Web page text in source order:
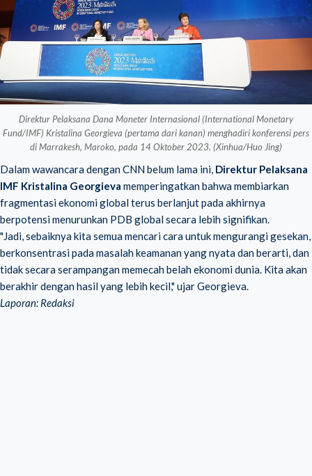
Direktur Pelaksana Dana Moneter Internasional (International Monetary
Fund/IMF) Kristalina Georgieva (pertama dari kanan) menghadiri konferensi pers
di Marrakesh, Maroko, pada 14 Oktober 2023. (Xinhua/Huo Jing)
Dalam wawancara dengan CNN belum lama ini, Direktur Pelaksana
IMF Kristalina Georgieva memperingatkan bahwa membiarkan
fragmentasi ekonomi global terus berlanjut pada akhirnya
berpotensi menurunkan PDB global secara lebih signifikan.
"Jadi, sebaiknya kita semua mencari cara untuk mengurangi gesekan,
berkonsentrasi pada masalah keamanan yang nyata dan berarti, dan
tidak secara serampangan memecah belah ekonomi dunia. Kita akan
berakhir dengan hasil yang lebih kecil," ujar Georgieva.
Laporan: Redaksi